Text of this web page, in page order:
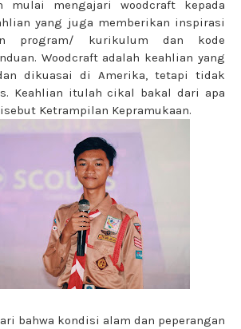
mulai mengajari woodcraft kepada
yang juga memberikan inspirasi
program/ kurikulum dan kode
Woodcraft adalah keahlian yang
dikuasai di Amerika, tetapi tidak
Keahlian itulah cikal bakal dari apa
Ketrampilan Kepramukaan.
bahwa kondisi alam dan peperangan